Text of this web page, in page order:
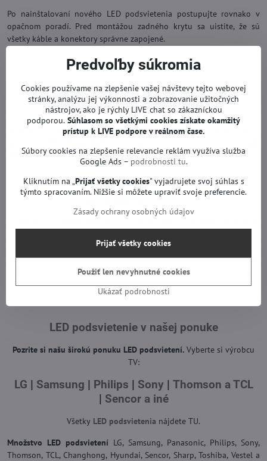
Po nainštalovaní nového LED podsvietenia postupujte rovnako v
opačnom poradí. Pred montážou zadného krytu sa uistite, že sú
všetky káble a konektory správne zapojené.
Máme pre vás viac ako 30 video návodov
Hovorí sa: „Lepšie raz vidieť ako 100x počuť." Aj z toho dôvodu
nájdete na našej stránke desiatky video návodov, ako prebieha
výmena LED podsvietenia v TV LG, Samsung či Philips. Stačí si otvoriť
návod – Áno.
Čo dodať na záver?
LED podsvietenie vymeniť aj doma. Ak však nemáte dostatok
vedomostí alebo si nie ste istí svojimi schopnosťami, radšej sa
obráťte na odborníka. Nesprávna manipulácia s elektronickými
zariadeniami môže viesť k vážnym poškodeniam alebo úrazom.
LED podsvietenie v našej ponuke
Pozrite si našu širokú ponuku LED podsvietení. Vyberte si výrobcu
TV:
LG | Samsung | Philips | Sony| Thomson a TCL
| Sencor a iné
Všetky LED podsvietenia nájdete TU.
Množstvo LED podsvietení LG, Samsung, Panasonic, Philips, Sony,
Thomson, TCL, Changhong, Hyundai, Sencor, Sharp, Toshiba, Vestel a
Predvoľby súkromia
Cookies používame na zlepšenie vašej návštevy tejto webovej
stránky, analýzu jej výkonnosti a zobrazovanie užitočných
nástrojov, ako je rýchly LIVE chat so zákazníckou
podporou. Súhlasom so všetkými cookies získate okamžitý
prístup k LIVE podpore v reálnom čase.
Súbory cookies na zlepšenie relevancie reklám využíva služba
Google Ads – podrobnosti tu.
Kliknutím na „ Prijať všetky cookies" vyjadrujete svoj súhlas s
týmto spracovaním. Nižšie si môžete upraviť svoje preferencie.
Zásady ochrany osobných údajov
Ukázať podrobnosti
Prijať všetky cookies
Použiť len nevyhnutné cookies